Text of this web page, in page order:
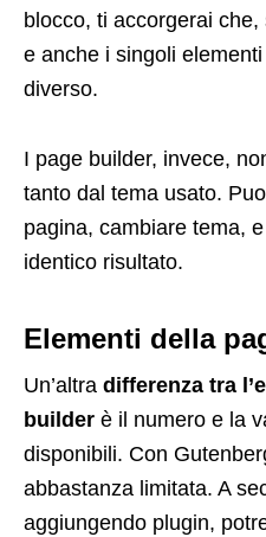
blocco, ti accorgerai
e anche i singoli
diverso.
I page builder, invece,
tanto dal tema usato.
pagina, cambiare tema,
identico risultato.
Elementi della
Un’altra differenza tra
builder è il numero e la
disponibili. Con
abbastanza limitata. A
aggiungendo plugin,